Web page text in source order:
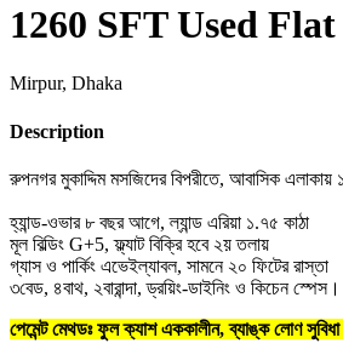
1260 SFT Used
Mirpur, Dhaka
Description
রুপনগর মুকাদ্দিম মসজিদের বিপরীতে, আবাসিক
হ্যান্ড-ওভার ৮ বছর আগে, ল্যান্ড এরিয়া ১.৭৫ কাঠা
মূল বিল্ডিং G+5, ফ্ল্যাট বিক্রি হবে ২য় তলায়
গ্যাস ও পার্কিং এভেইল্যাবল, সামনে ২০ ফিটের রাস্তা
৩বেড, ৪বাথ, ২বারান্দা, ড্রয়িং-ডাইনিং ও কিচেন স্পেস।
পেমেন্ট মেথডঃ ফুল ক্যাশ এককালীন, ব্যাঙ্ক লোণ